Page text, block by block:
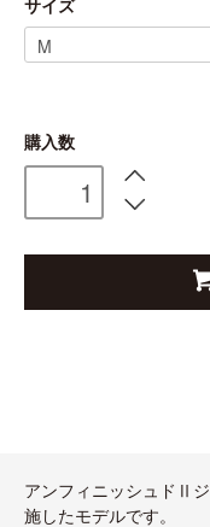
サイズ
購入数
アンフィニッシュドⅡ
施したモデルです。